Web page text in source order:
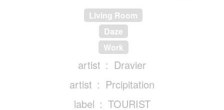
Living Room
Daze
Work
artist
Dravier
artist
Prcipitation
label
TOURIST